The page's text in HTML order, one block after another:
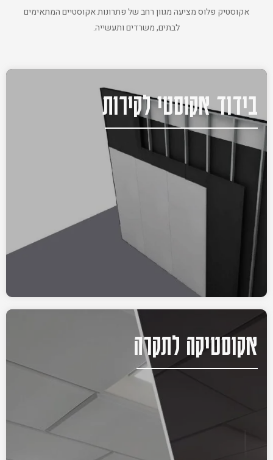
אקוסטיק פלוס מציעה מגוון רחב של פתרונות אקוסטיים המתאימים
לבתים, משרדים ותעשייה.
בידוד אקוסטי לקירות
אקוסטיקה לתקרה